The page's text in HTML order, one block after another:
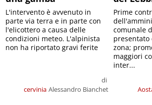
cervinia
di
Alessandro Bianchet
L'intervento è avvenuto in
parte via terra e in parte con
l'elicottero a causa delle
condizioni meteo. L'alpinista
non ha riportato gravi ferite
Prime
comunale
zona;
maggiori
inter...